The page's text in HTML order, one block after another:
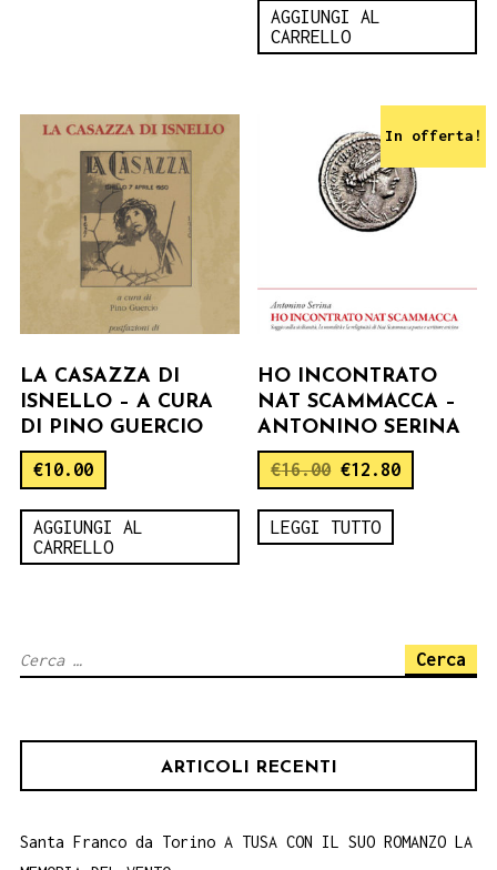
AGGIUNGI AL
CARRELLO
LA CASAZZA DI
ISNELLO – A CURA
DI PINO GUERCIO
€10.00
AGGIUNGI AL
CARRELLO
In offerta!
HO INCONTRATO
NAT SCAMMACCA –
ANTONINO SERINA
€16.00 €12.80
LEGGI TUTTO
Ricerca
ARTICOLI RECENTI
Santa Franco da Torino A TUSA CON IL SUO ROMANZO LA